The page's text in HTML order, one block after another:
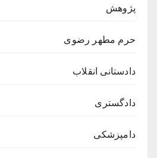
پژوهش
حرم مطهر رضوی
دادستانی انقلاب
دادگستری
دامپزشکی